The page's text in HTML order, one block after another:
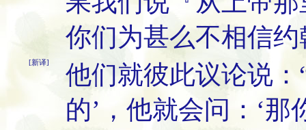
你们为甚么不相信
[新译]
他们就彼此议论说
的’，他就会问：‘